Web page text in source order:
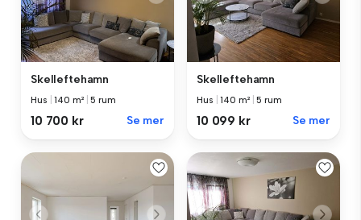
Skelleftehamn
Hus |140 m² |5 rum
10 700 kr Se mer
Skelleftehamn
Hus |140 m² |5 rum
10 099 kr Se mer